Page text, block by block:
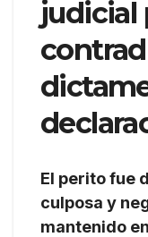
judicial
El perito fue
culposa y
mantenido